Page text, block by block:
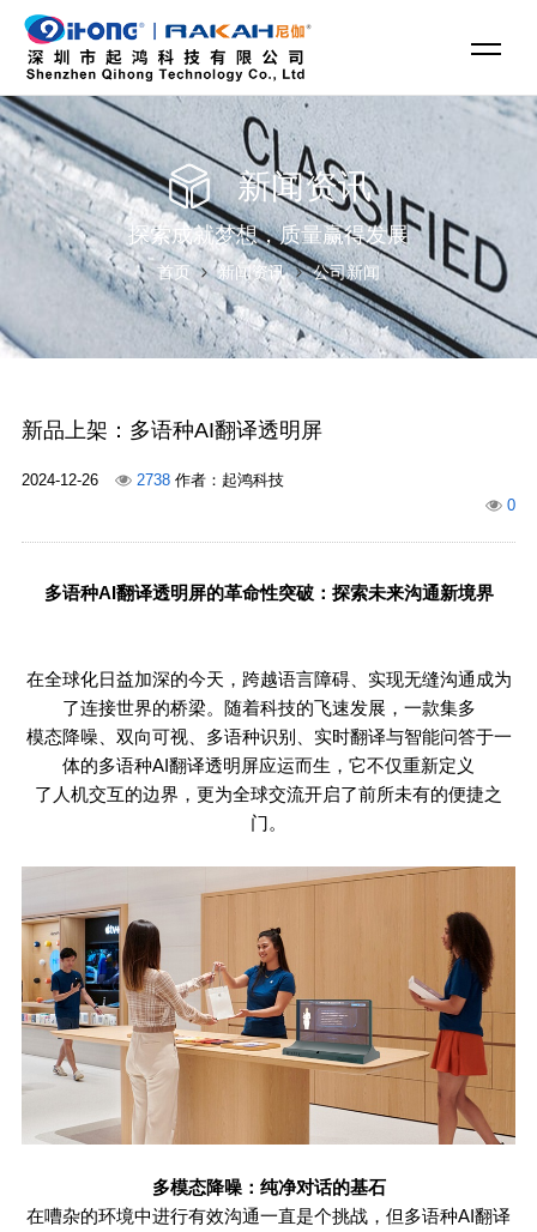
新闻资讯
探索成就梦想，质量赢得发展
首页 新闻资讯 公司新闻
新品上架：多语种AI翻译透明屏
2024-12-26 2738作者：起鸿科技
0
多语种AI翻译透明屏的革命性突破：探索未来沟通新境界
在全球化日益加深的今天，跨越语言障碍、实现无缝沟通成为
了连接世界的桥梁。随着科技的飞速发展，一款集多
模态降噪、双向可视、多语种识别、实时翻译与智能问答于一
体的多语种AI翻译透明屏应运而生，它不仅重新定义
了人机交互的边界，更为全球交流开启了前所未有的便捷之
门。
多模态降噪：纯净对话的基石
在嘈杂的环境中进行有效沟通一直是个挑战，但多语种AI翻译